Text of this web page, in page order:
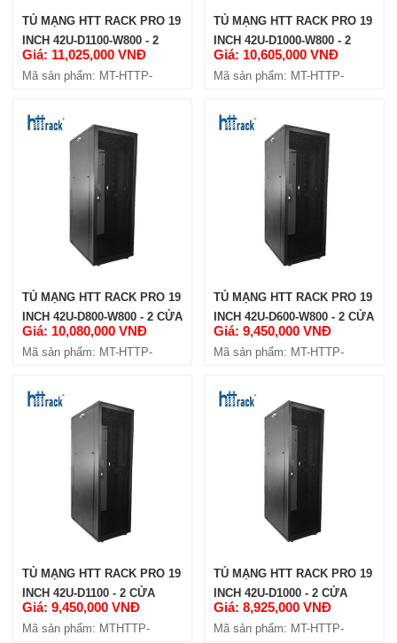
TỦ MẠNG HTT RACK PRO 19
INCH 42U-D1100-W800 - 2
CỬA HÔNG
Giá: 11,025,000 VNĐ
Mã sản phẩm: MT-HTTP-
TỦ MẠNG HTT RACK PRO 19
INCH 42U-D1000-W800 - 2
CỬA HÔNG
Giá: 10,605,000 VNĐ
Mã sản phẩm: MT-HTTP-
TỦ MẠNG HTT RACK PRO 19
INCH 42U-D800-W800 - 2 CỬA
HÔNG
Giá: 10,080,000 VNĐ
Mã sản phẩm: MT-HTTP-
TỦ MẠNG HTT RACK PRO 19
INCH 42U-D600-W800 - 2 CỬA
HÔNG
Giá: 9,450,000 VNĐ
Mã sản phẩm: MT-HTTP-
TỦ MẠNG HTT RACK PRO 19
INCH 42U-D1100 - 2 CỬA
HÔNG
Giá: 9,450,000 VNĐ
Mã sản phẩm: MTHTTP-
TỦ MẠNG HTT RACK PRO 19
INCH 42U-D1000 - 2 CỬA
HÔNG
Giá: 8,925,000 VNĐ
Mã sản phẩm: MT-HTTP-